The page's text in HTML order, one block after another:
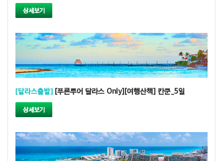
상세보기
[달라스출발] [푸른투어 달라스 Only][여행산책] 칸쿤_5일
상세보기